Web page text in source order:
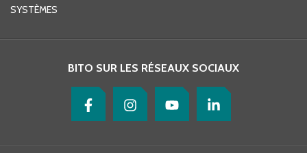
SYSTÈMES
BITO SUR LES RÉSEAUX SOCIAUX